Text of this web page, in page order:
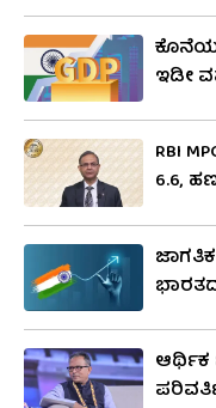
ಕೊನೆಯ
ಇಡೀ
RBI
6.6,
ಆರ್ಥಿಕ